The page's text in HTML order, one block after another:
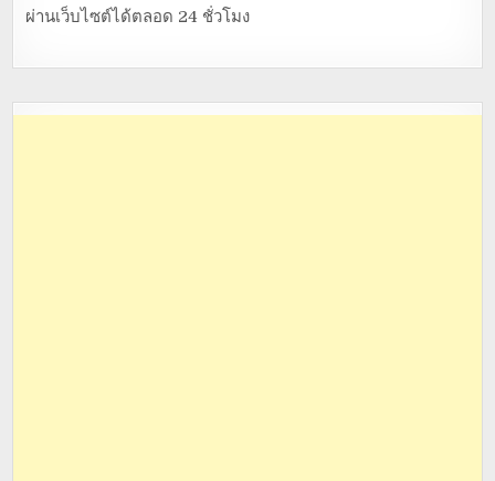
ผ่านเว็บไซต์ได้ตลอด 24 ชั่วโมง